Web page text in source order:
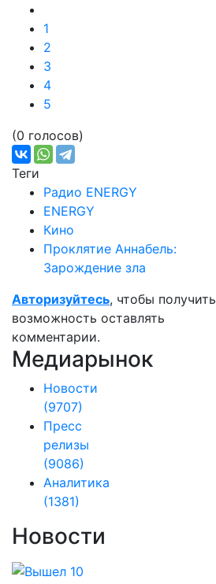
1
2
3
4
5
(0 голосов)
Теги
Радио ENERGY
ENERGY
Кино
Проклятие Аннабель:
Зарождение зла
Авторизуйтесь, чтобы получить
возможность оставлять
комментарии.
Медиарынок
Новости
(9707)
Пресс
релизы
(9086)
Аналитика
(1381)
Новости